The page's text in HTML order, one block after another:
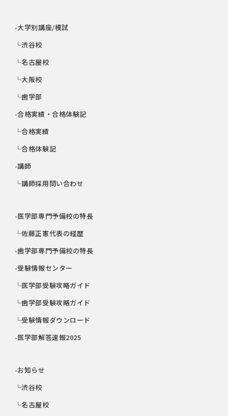
-大学別講座/模試
└渋谷校
└名古屋校
└大阪校
└歯学部
-合格実績・合格体験記
└合格実績
└合格体験記
-講師
└講師採用問い合わせ
-医学部専門予備校の特長
└佐藤正憲代表の経歴
-歯学部専門予備校の特長
-受験情報センター
└医学部受験攻略ガイド
└歯学部受験攻略ガイド
└受験情報ダウンロード
-医学部解答速報2025
-お知らせ
└渋谷校
└名古屋校